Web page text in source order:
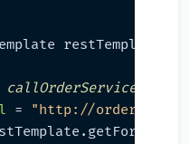
restTemplate;
callOrderService
=
"http://order-